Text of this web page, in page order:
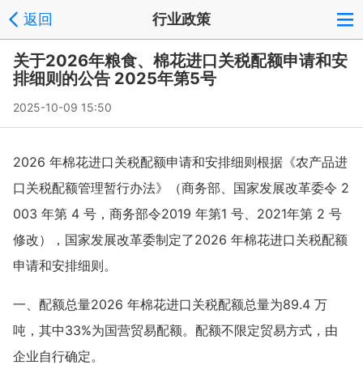
返回 行业政策
关于2026年粮食、棉花进口关税配额申请和安
排细则的公告 2025年第5号
2025-10-09 15:50
2026 年棉花进口关税配额申请和安排细则根据《农产品进
口关税配额管理暂行办法》（商务部、国家发展改革委令 2
003 年第 4 号，商务部令2019 年第1 号、2021年第 2 号
修改），国家发展改革委制定了2026 年棉花进口关税配额
申请和安排细则。
一、配额总量2026 年棉花进口关税配额总量为89.4 万
吨，其中33%为国营贸易配额。配额不限定贸易方式，由
企业自行确定。